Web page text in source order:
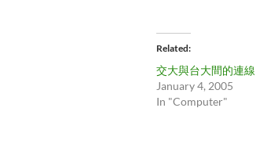
Related
交大與台大間的連線
January 4, 2005
In "Computer"